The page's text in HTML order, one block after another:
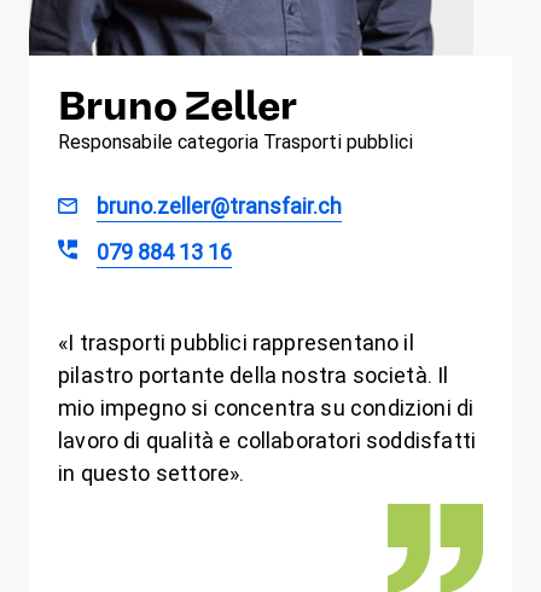
Bruno Zeller
Responsabile categoria Trasporti pubblici
bruno.zeller@transfair.ch
079 884 13 16
«I trasporti pubblici rappresentano il
pilastro portante della nostra società. Il
mio impegno si concentra su condizioni di
lavoro di qualità e collaboratori soddisfatti
in questo settore».